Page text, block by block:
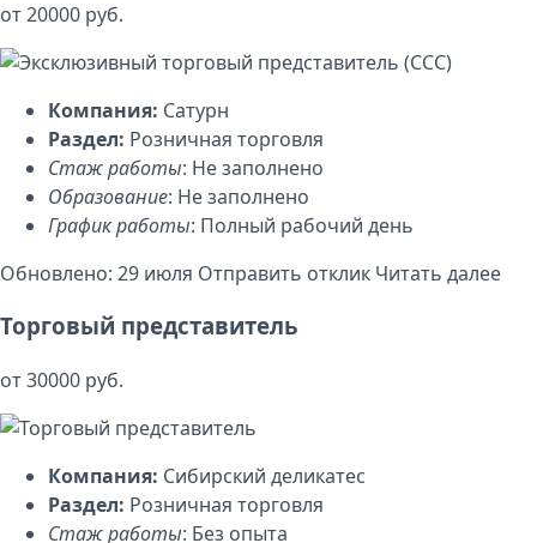
от 20000 руб.
Компания: Сатурн
Раздел: Розничная торговля
Стаж работы: Не заполнено
Образование: Не заполнено
График работы: Полный рабочий день
Обновлено: 29 июля Отправить отклик Читать далее
Торговый представитель
от 30000 руб.
Компания: Сибирский деликатес
Раздел: Розничная торговля
Стаж работы: Без опыта